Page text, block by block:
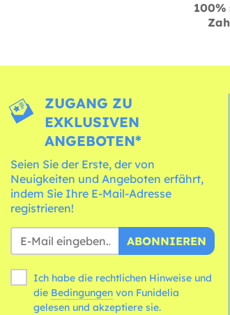
100%
ZUGANG ZU
EXKLUSIVEN
ANGEBOTEN*
Seien Sie der Erste, der von
Neuigkeiten und Angeboten erfährt,
indem Sie Ihre E-Mail-Adresse
registrieren!
ABONNIEREN
Ich habe die rechtlichen Hinweise und
die Bedingungen
gelesen und akzeptiere sie.